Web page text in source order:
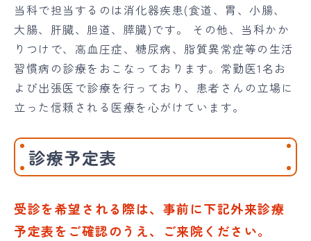
当科で担当するのは消化器疾患(食道、胃、小腸、
大腸、肝臓、胆道、膵臓)です。 その他、当科かか
りつけで、高血圧症、糖尿病、脂質異常症等の生活
習慣病の診療をおこなっております。常勤医1名お
よび出張医で診療を行っており、患者さんの立場に
立った信頼される医療を心がけています。
診療予定表
受診を希望される際は、事前に下記外来診療
予定表をご確認のうえ、ご来院ください。